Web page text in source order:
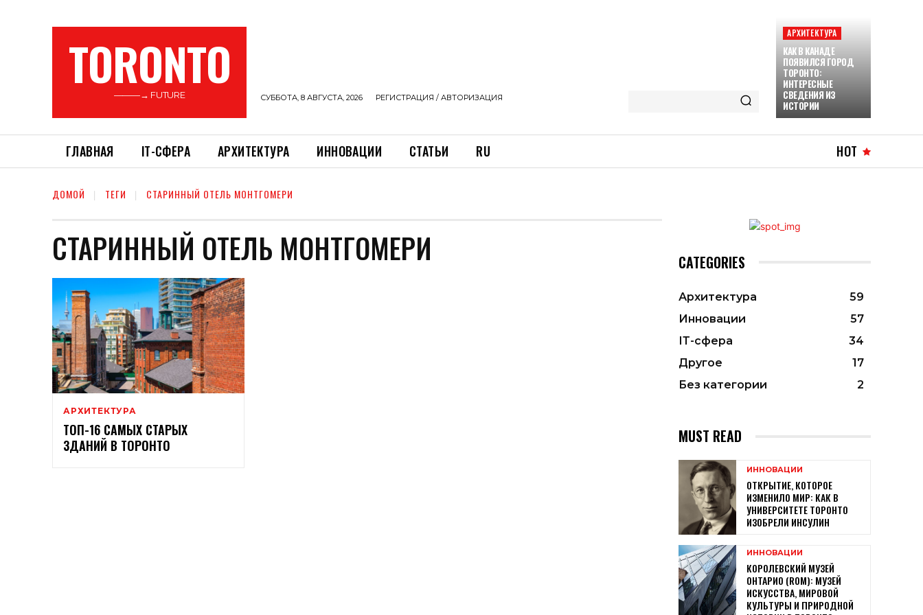
TORONTO
———→ FUTURE СУББОТА, 8 АВГУСТА, 2026 РЕГИСТРАЦИЯ / АВТОРИЗАЦИЯ
АРХИТЕКТУРА
КАК В КАНАДЕ
ПОЯВИЛСЯ ГОРОД
ТОРОНТО:
ИНТЕРЕСНЫЕ
СВЕДЕНИЯ ИЗ
ИСТОРИИ
ГЛАВНАЯ ІТ-СФЕРА АРХИТЕКТУРА ИННОВАЦИИ СТАТЬИ RU HOT
ДОМОЙ ТЕГИ СТАРИННЫЙ ОТЕЛЬ МОНТГОМЕРИ
СТАРИННЫЙ ОТЕЛЬ МОНТГОМЕРИ
АРХИТЕКТУРА
ТОП-16 САМЫХ СТАРЫХ
ЗДАНИЙ В ТОРОНТО
CATEGORIES
Архитектура
59
Инновации
57
ІТ-сфера
34
Другое
17
Без категории
2
MUST READ
ИННОВАЦИИ
ОТКРЫТИЕ, КОТОРОЕ
ИЗМЕНИЛО МИР: КАК В
УНИВЕРСИТЕТЕ ТОРОНТО
ИЗОБРЕЛИ ИНСУЛИН
ИННОВАЦИИ
КОРОЛЕВСКИЙ МУЗЕЙ
ОНТАРИО (ROM): МУЗЕЙ
ИСКУССТВА, МИРОВОЙ
КУЛЬТУРЫ И ПРИРОДНОЙ